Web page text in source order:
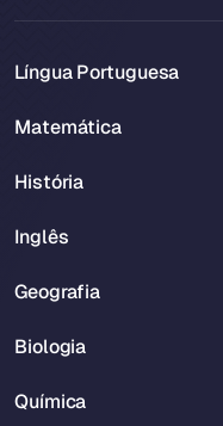
Língua Portuguesa
Matemática
História
Inglês
Geografia
Biologia
Química